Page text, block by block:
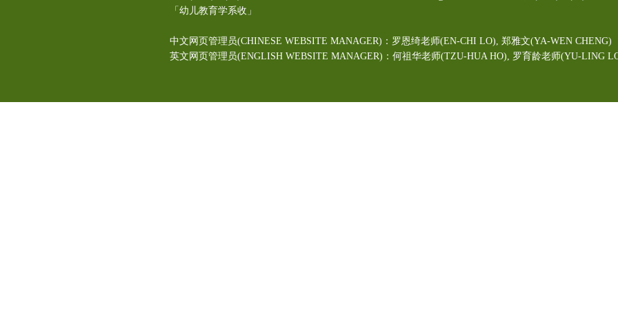
「幼儿教育学系收」
中文网页管理员(CHINESE WEBSITE MANAGER)：罗恩绮老师(EN-CHI LO), 郑雅文(YA-WEN CHENG)
英文网页管理员(ENGLISH WEBSITE MANAGER)：何祖华老师(TZU-HUA HO), 罗育龄老师(YU-LING